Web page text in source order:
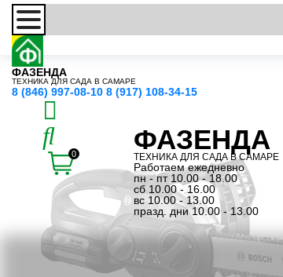
ФАЗЕНДА
ТЕХНИКА ДЛЯ САДА В САМАРЕ
8 (846) 997-08-10 8 (917) 108-34-15
0 ФАЗЕНДА
ТЕХНИКА ДЛЯ САДА В САМАРЕ
Работаем ежедневно
пн - пт 10.00 - 18.00
сб 10.00 - 16.00
вс 10.00 - 13.00
празд. дни 10.00 - 13.00